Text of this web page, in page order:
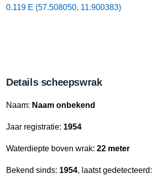
0.119 E (57.508050, 11.900383)
Details scheepswrak
Naam: Naam onbekend
Jaar registratie: 1954
Waterdiepte boven wrak: 22 meter
Bekend sinds: 1954, laatst gedetecteerd: